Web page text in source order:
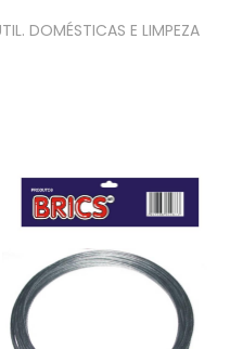
DOMÉSTICAS E LIMPEZA